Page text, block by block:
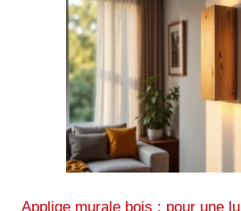
Appliqe murale bois : pour une